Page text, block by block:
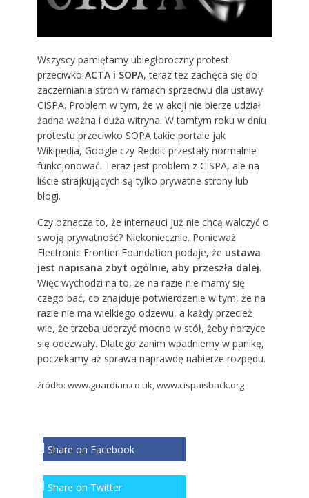
Wszyscy pamiętamy ubiegłoroczny protest
przeciwko ACTA i SOPA, teraz też zachęca się do
zaczerniania stron w ramach sprzeciwu dla ustawy
CISPA. Problem w tym, że w akcji nie bierze udział
żadna ważna i duża witryna. W tamtym roku w dniu
protestu przeciwko SOPA takie portale jak
Wikipedia, Google czy Reddit przestały normalnie
funkcjonować. Teraz jest problem z CISPA, ale na
liście strajkujących są tylko prywatne strony lub
blogi.
Czy oznacza to, że internauci już nie chcą walczyć o
swoją prywatność? Niekoniecznie. Ponieważ
Electronic Frontier Foundation podaje, że ustawa
jest napisana zbyt ogólnie, aby przeszła dalej.
Więc wychodzi na to, że na razie nie mamy się
czego bać, co znajduje potwierdzenie w tym, że na
razie nie ma wielkiego odzewu, a każdy przecież
wie, że trzeba uderzyć mocno w stół, żeby norzyce
się odezwały. Dlatego zanim wpadniemy w panikę,
poczekamy aż sprawa naprawdę nabierze rozpędu.
źródło: www.guardian.co.uk,www.cispaisback.org
Share on Facebook
Share on Twitter